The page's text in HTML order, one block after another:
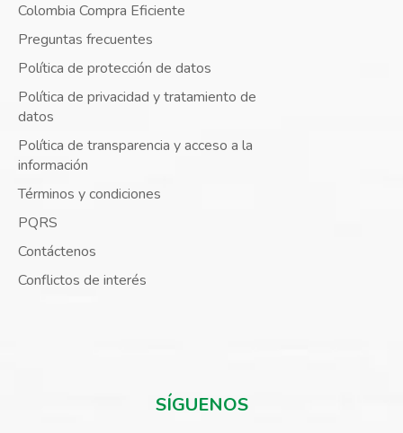
Colombia Compra Eficiente
Preguntas frecuentes
Política de protección de datos
Política de privacidad y tratamiento de
datos
Política de transparencia y acceso a la
información
Términos y condiciones
PQRS
Contáctenos
Conflictos de interés
SÍGUENOS